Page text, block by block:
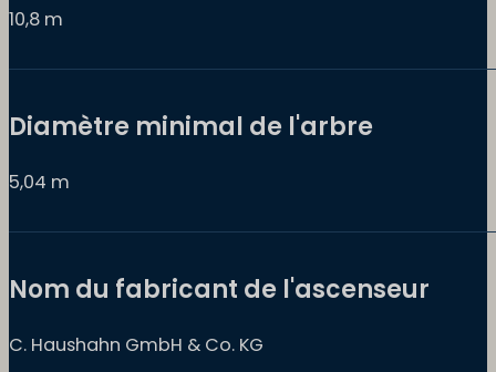
10,8 m
Diamètre minimal de l'arbre
5,04 m
Nom du fabricant de l'ascenseur
C. Haushahn GmbH & Co. KG